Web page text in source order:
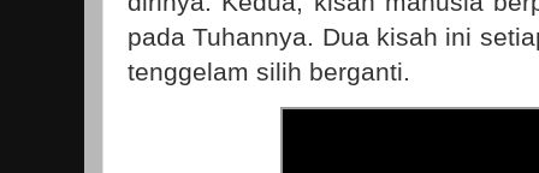
pada Tuhannya. Dua kisah ini
tenggelam silih berganti.